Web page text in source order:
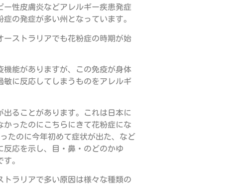
性皮膚炎などアレルギー疾患発症
の発症が多い州となっています。
ーストラリアでも花粉症の時期が始
機能がありますが、この免疫が身体
に反応してしまうものをアレルギ
ることがあります。これは日本に
ったのにこちらにきて花粉症にな
たのに今年初めて症状が出た、など
応を示し、目・鼻・のどのかゆ
。
ラリアで多い原因は様々な種類の